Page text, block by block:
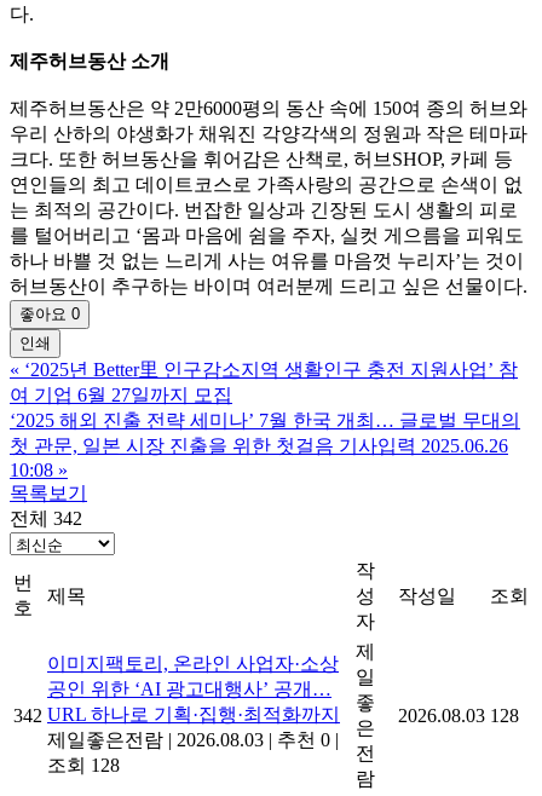
다.
제주허브동산 소개
제주허브동산은 약 2만6000평의 동산 속에 150여 종의 허브와
우리 산하의 야생화가 채워진 각양각색의 정원과 작은 테마파
크다. 또한 허브동산을 휘어감은 산책로, 허브SHOP, 카페 등
연인들의 최고 데이트코스로 가족사랑의 공간으로 손색이 없
는 최적의 공간이다. 번잡한 일상과 긴장된 도시 생활의 피로
를 털어버리고 ‘몸과 마음에 쉼을 주자, 실컷 게으름을 피워도
하나 바쁠 것 없는 느리게 사는 여유를 마음껏 누리자’는 것이
허브동산이 추구하는 바이며 여러분께 드리고 싶은 선물이다.
좋아요 0
인쇄
« ‘2025년 Better里 인구감소지역 생활인구 충전 지원사업’ 참
여 기업 6월 27일까지 모집
‘2025 해외 진출 전략 세미나’ 7월 한국 개최… 글로벌 무대의
첫 관문, 일본 시장 진출을 위한 첫걸음 기사입력 2025.06.26
10:08 »
목록보기
전체 342
번
호
제목
작
성
자
작성일 조회
342
이미지팩토리, 온라인 사업자·소상
공인 위한 ‘AI 광고대행사’ 공개…
URL 하나로 기획·집행·최적화까지
제일좋은전람 | 2026.08.03 | 추천 0 |
조회 128
제
일
좋
은
전
람
2026.08.03 128